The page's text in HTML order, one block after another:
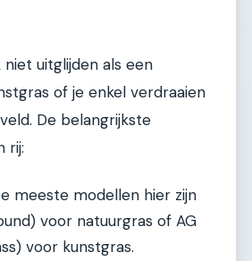
uitglijden als een
of je enkel verdraaien
De belangrijkste
rij:
meeste modellen hier zijn
voor natuurgras of AG
voor kunstgras.